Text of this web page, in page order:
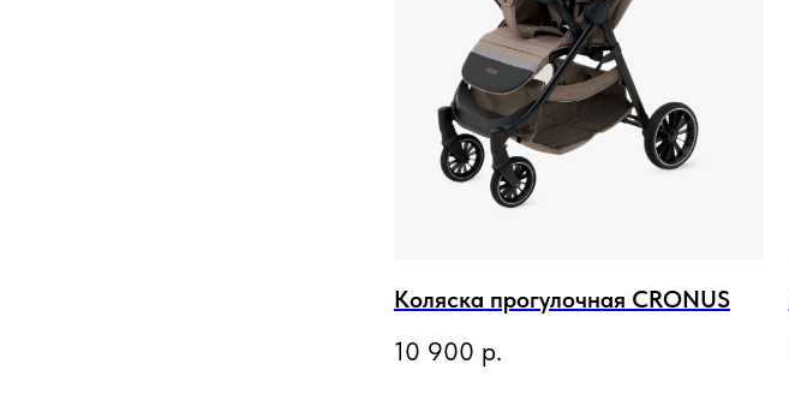
Коляска прогулочная CRONUS
10 900 р.